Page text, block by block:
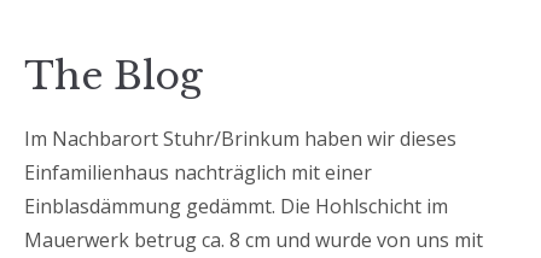
The Blog
Im Nachbarort Stuhr/Brinkum haben wir dieses
Einfamilienhaus nachträglich mit einer
Einblasdämmung gedämmt. Die Hohlschicht im
Mauerwerk betrug ca. 8 cm und wurde von uns mit